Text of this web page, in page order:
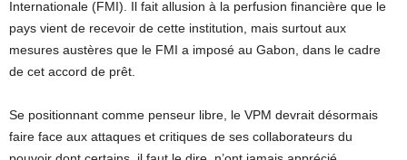
Internationale (FMI). Il fait allusion à la perfusion financière que le
pays vient de recevoir de cette institution, mais surtout aux
mesures austères que le FMI a imposé au Gabon, dans le cadre
de cet accord de prêt.
Se positionnant comme penseur libre, le VPM devrait désormais
faire face aux attaques et critiques de ses collaborateurs du